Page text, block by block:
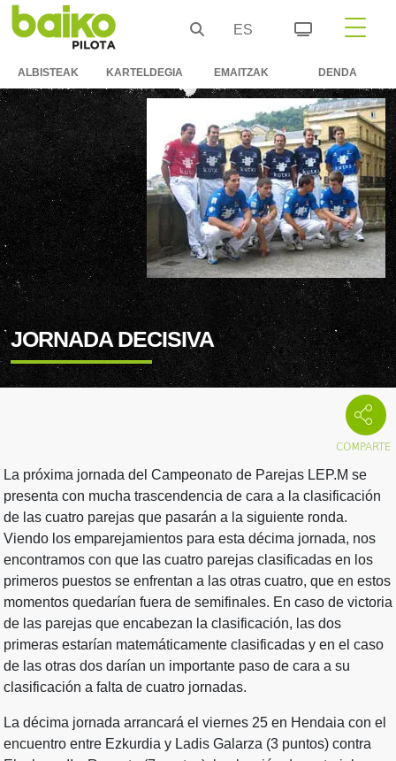
ES
ALBISTEAK KARTELDEGIA EMAITZAK DENDA
JORNADA DECISIVA
La próxima jornada del Campeonato de Parejas LEP.M se
presenta con mucha trascendencia de cara a la clasificación
de las cuatro parejas que pasarán a la siguiente ronda.
Viendo los emparejamientos para esta décima jornada, nos
encontramos con que las cuatro parejas clasificadas en los
primeros puestos se enfrentan a las otras cuatro, que en estos
momentos quedarían fuera de semifinales. En caso de victoria
de las parejas que encabezan la clasificación, las dos
primeras estarían matemáticamente clasificadas y en el caso
de las otras dos darían un importante paso de cara a su
clasificación a falta de cuatro jornadas.
La décima jornada arrancará el viernes 25 en Hendaia con el
encuentro entre Ezkurdia y Ladis Galarza (3 puntos) contra